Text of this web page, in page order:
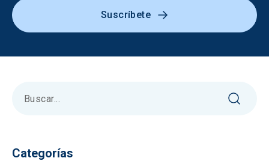
Suscríbete
Categorías